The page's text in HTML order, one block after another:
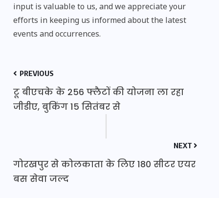
input is valuable to us, and we appreciate your
efforts in keeping us informed about the latest
events and occurrences.
PREVIOUS
टू बीएचके के 256 फ्लैटों की योजना ला रहा
जीडीए, बुकिंग 15 सितंबर से
NEXT
गोरखपुर से कोलकाता के लिए 180 सीटर एयर
बस सेवा जल्द